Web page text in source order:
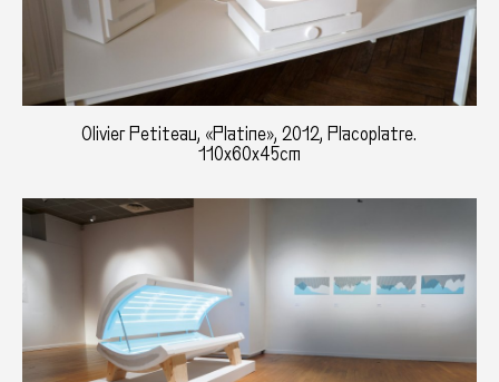
Olivier Petiteau, «Platine», 2012, Placoplatre.
110x60x45cm